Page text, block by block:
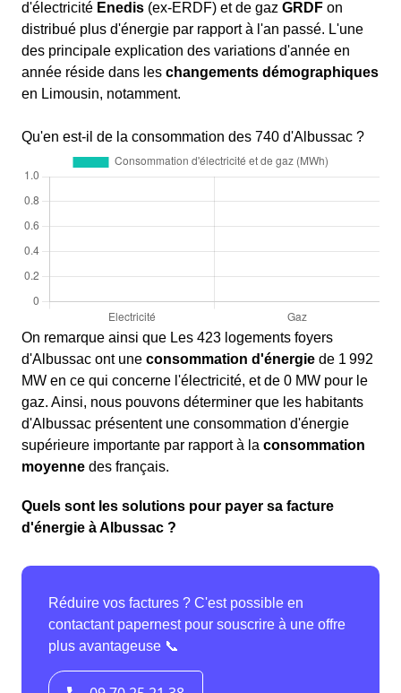
d'électricité Enedis (ex-ERDF) et de gaz GRDF on
distribué plus d'énergie par rapport à l'an passé. L'une
des principale explication des variations d'année en
année réside dans les changements démographiques
en Limousin, notamment.
Qu'en est-il de la consommation des 740 d'Albussac ?
On remarque ainsi que Les 423 logements foyers
d'Albussac ont une consommation d'énergie de 1 992
MW en ce qui concerne l'électricité, et de 0 MW pour le
gaz. Ainsi, nous pouvons déterminer que les habitants
d'Albussac présentent une consommation d'énergie
supérieure importante par rapport à la consommation
moyenne des français.
Quels sont les solutions pour payer sa facture
d'énergie à Albussac ?